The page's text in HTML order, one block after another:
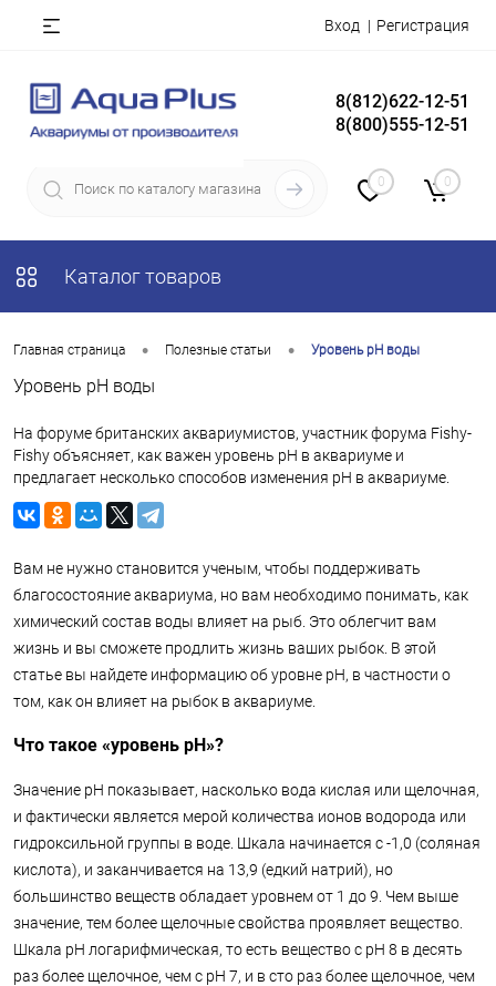
Вход Регистрация
8(812)622-12-51
8(800)555-12-51
0 0
Каталог товаров
Главная страница • Полезные статьи • Уровень pH воды
Уровень pH воды
На форуме британских аквариумистов, участник форума Fishy-
Fishy объясняет, как важен уровень рН в аквариуме и
предлагает несколько способов изменения pH в аквариуме.
Вам не нужно становится ученым, чтобы поддерживать
благосостояние аквариума, но вам необходимо понимать, как
химический состав воды влияет на рыб. Это облегчит вам
жизнь и вы сможете продлить жизнь ваших рыбок. В этой
статье вы найдете информацию об уровне рН, в частности о
том, как он влияет на рыбок в аквариуме.
Что такое «уровень рН»?
Значение pH показывает, насколько вода кислая или щелочная,
и фактически является мерой количества ионов водорода или
гидроксильной группы в воде. Шкала начинается с -1,0 (соляная
кислота), и заканчивается на 13,9 (едкий натрий), но
большинство веществ обладает уровнем от 1 до 9. Чем выше
значение, тем более щелочные свойства проявляет вещество.
Шкала pH логарифмическая, то есть вещество с pH 8 в десять
раз более щелочное, чем с pH 7, и в сто раз более щелочное, чем